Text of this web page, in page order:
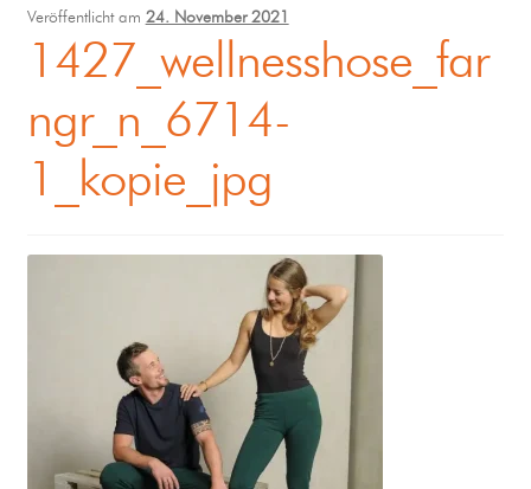
Coaching
Klangmassage
Veröffentlicht am 24. November 2021
1427_wellnesshose_far
ngr_n_6714-
1_kopie_jpg